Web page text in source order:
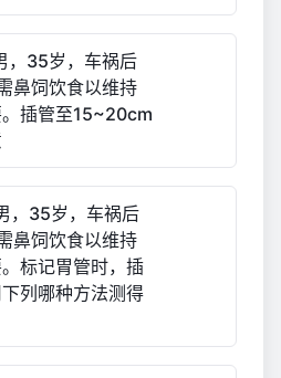
，35岁，车祸后
鼻饲饮食以维持
插管至15~20cm
，35岁，车祸后
鼻饲饮食以维持
标记胃管时，插
列哪种方法测得